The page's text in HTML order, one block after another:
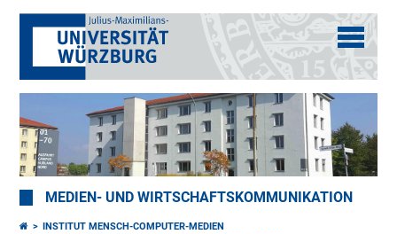
MEDIEN- UND WIRTSCHAFTSKOMMUNIKATION
INSTITUT MENSCH-COMPUTER-MEDIEN